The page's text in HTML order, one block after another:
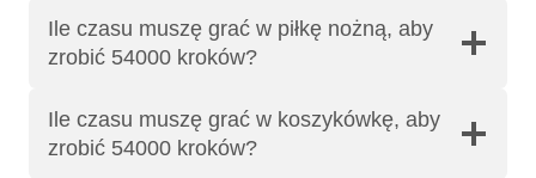
Ile czasu muszę grać w piłkę nożną, aby
zrobić 54000 kroków?
Ile czasu muszę grać w koszykówkę, aby
zrobić 54000 kroków?